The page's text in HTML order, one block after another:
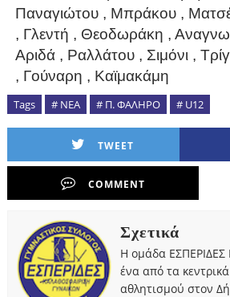
Παναγιώτου , Μπράκου ,
, Γλεντή , Θεοδωράκη ,
Αριδά , Ραλλάτου , Σιμόνι ,
, Γούναρη , Καϊμακάμη
Tags # ΝΕΑ # Π. ΦΑΛΗΡΟ # U12
TWEET
COMMENT
Σχετικά
Η ομάδα ΕΣΠΕΡΙΔΕΣ
ένα από τα
αθλητισμού στον